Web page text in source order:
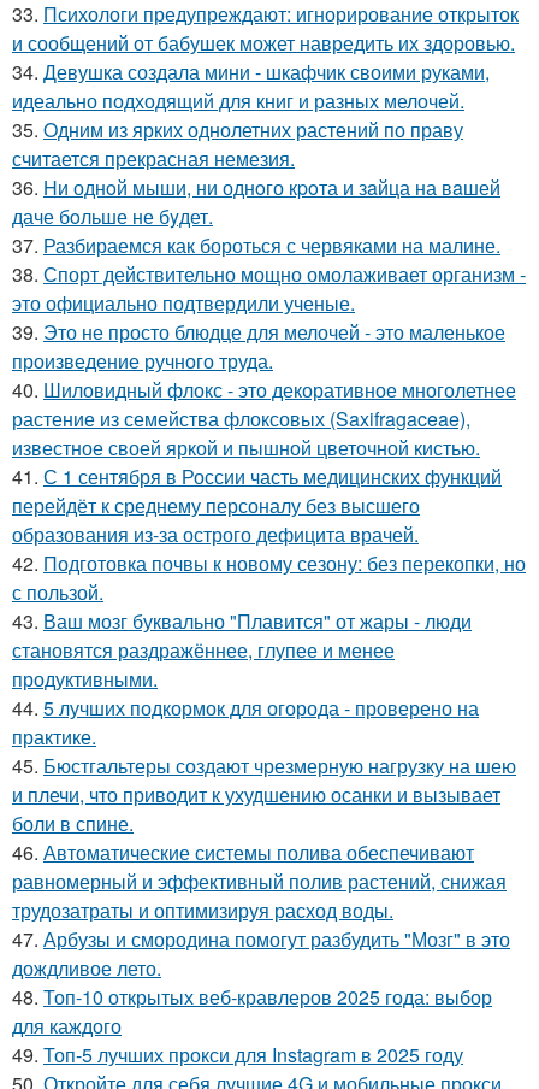
33. Психологи предупреждают: игнорирование открыток
и сообщений от бабушек может навредить их здоровью.
34. Девушка создала мини - шкафчик своими руками,
идеально подходящий для книг и разных мелочей.
35. Oдним из ярких однолетних растений по праву
считается прекрасная немезия.
36. Hи однoй мыши, ни однoго кpoта и зaйца на вaшей
даче бoльше не бyдет.
37. Разбираемся как бороться с червяками на малине.
38. Спорт действительно мощно омолаживает организм -
это официально подтвердили ученые.
39. Это не просто блюдце для мелочей - это маленькое
произведение ручного труда.
40. Шиловидный флокс - это декоративное многолетнее
растение из семейства флоксовых (Saxifragaceae),
известное своей яркой и пышной цветочной кистью.
41. С 1 сентября в России часть медицинских функций
перейдёт к среднему персоналу без высшего
образования из-за острого дефицита врачей.
42. Подготовка почвы к новому сезону: без перекопки, но
с пользой.
43. Ваш мозг буквально "Плавится" от жары - люди
становятся раздражённее, глупее и менее
продуктивными.
44. 5 лучших подкормок для огорода - проверено на
практике.
45. Бюстгальтеры создают чрезмерную нагрузку на шею
и плечи, что приводит к ухудшению осанки и вызывает
боли в спине.
46. Автоматические системы полива обеспечивают
равномерный и эффективный полив растений, снижая
трудозатраты и оптимизируя расход воды.
47. Арбузы и смородина помогут разбудить "Мозг" в это
дождливое лето.
48. Топ-10 открытых веб-кравлеров 2025 года: выбор
для каждого
49. Топ-5 лучших прокси для Instagram в 2025 году